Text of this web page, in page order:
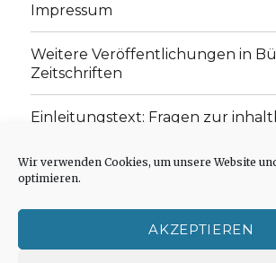
Wir verwenden Cookies, um unsere Website
optimieren.
AKZEPTIEREN
Impressum
Weitere Veröffentlichungen in
Zeitschriften
Einleitungstext: Fragen zur
„schwachen Glaubens“